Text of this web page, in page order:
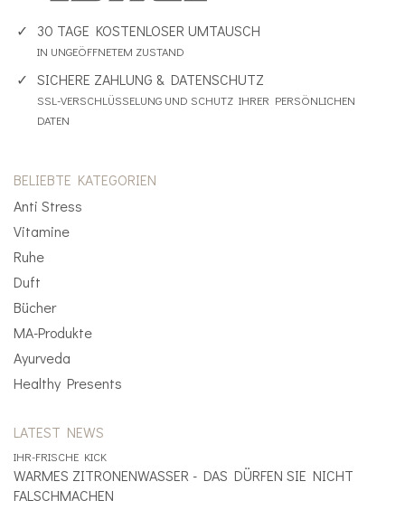
30 TAGE KOSTENLOSER UMTAUSCH
IN UNGEÖFFNETEM ZUSTAND
SICHERE ZAHLUNG & DATENSCHUTZ
SSL-VERSCHLÜSSELUNG UND SCHUTZ IHRER PERSÖNLICHEN
DATEN
BELIEBTE KATEGORIEN
Anti Stress
Vitamine
Ruhe
Duft
Bücher
MA-Produkte
Ayurveda
Healthy Presents
LATEST NEWS
IHR-FRISCHE KICK
WARMES ZITRONENWASSER - DAS DÜRFEN SIE NICHT
FALSCHMACHEN